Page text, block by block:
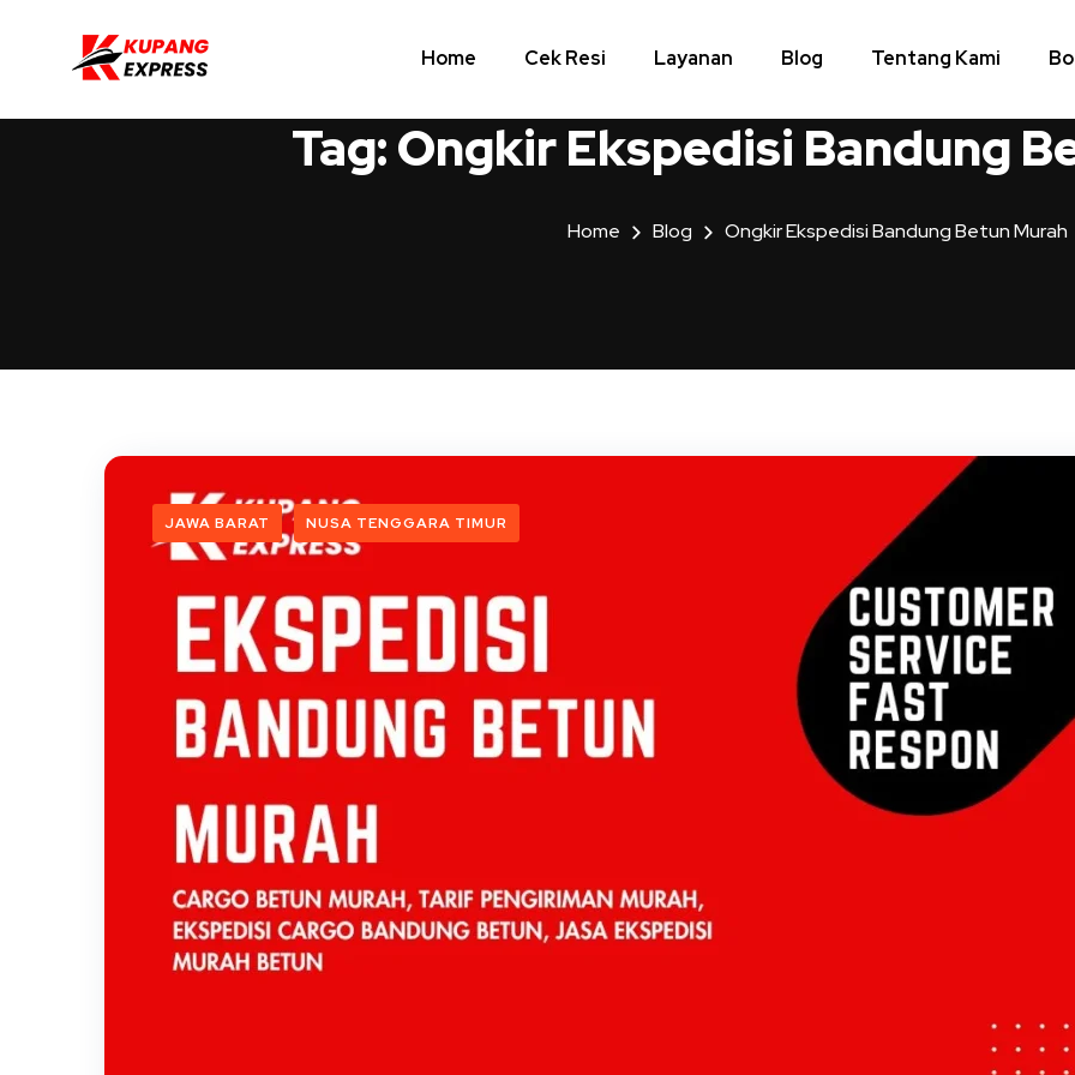
Home Cek Resi Layanan Blog Tentang Kami
Tag:Ongkir Ekspedisi Bandung
Home Blog Ongkir Ekspedisi Bandung Betun Murah
JAWA BARAT NUSA TENGGARA TIMUR